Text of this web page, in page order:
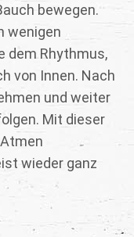
bewegen.
wenigen
dem Rhythmus,
von Innen. Nach
und weiter
Mit dieser
wieder ganz